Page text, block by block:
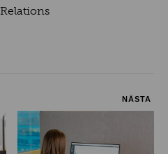
NÄSTA